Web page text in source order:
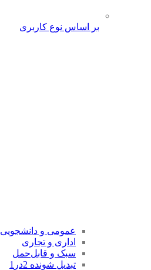
بر اساس نوع کاربری
عمومی و دانشجویی
اداری و تجاری
سبک و قابل‌حمل
تبدیل شونده 2در1